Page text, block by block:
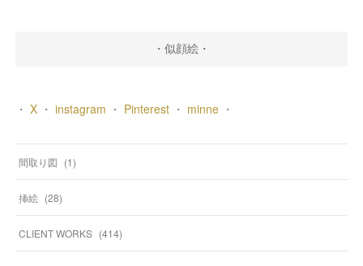
・似顔絵・
・ X・ instagram ・ Pinterest・ minne・
間取り図 (1)
挿絵 (28)
CLIENT WORKS (414)